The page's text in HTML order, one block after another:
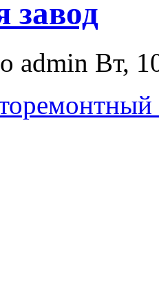
завод
admin Вт,